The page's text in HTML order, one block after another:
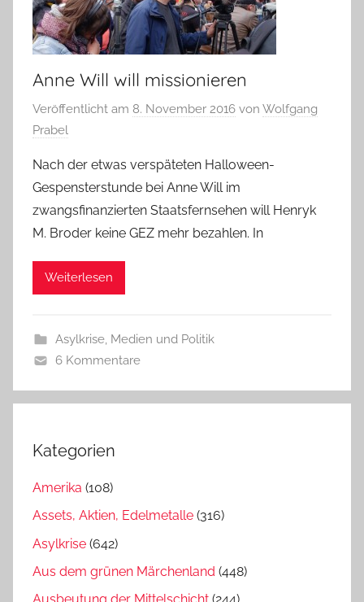
Anne Will will missionieren
Veröffentlicht am 8. November 2016 von Wolfgang
Prabel
Nach der etwas verspäteten Halloween-
Gespensterstunde bei Anne Will im
zwangsfinanzierten Staatsfernsehen will Henryk
M. Broder keine GEZ mehr bezahlen. In
Weiterlesen
Asylkrise, Medien und Politik
6 Kommentare
Kategorien
Amerika (108)
Assets, Aktien, Edelmetalle (316)
Asylkrise (642)
Aus dem grünen Märchenland (448)